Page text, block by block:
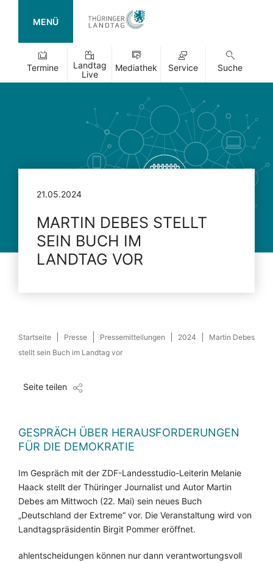
MENÜ
Termine
Landtag
Live
Mediathek Service Suche
21.05.2024
MARTIN DEBES STELLT
SEIN BUCH IM
LANDTAG VOR
Startseite Presse Pressemitteilungen 2024
Martin Debes
stellt sein Buch im Landtag vor
Seite teilen
GESPRÄCH ÜBER HERAUSFORDERUNGEN
FÜR DIE DEMOKRATIE
Im Gespräch mit der ZDF-Landesstudio-Leiterin Melanie
Haack stellt der Thüringer Journalist und Autor Martin
Debes am Mittwoch (22. Mai) sein neues Buch
„Deutschland der Extreme“ vor. Die Veranstaltung wird von
Landtagspräsidentin Birgit Pommer eröffnet.
ahlentscheidungen können nur dann verantwortungsvoll